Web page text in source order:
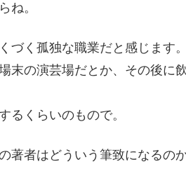
ね。
づく孤独な職業だと感じます。
末の演芸場だとか、その後に
るくらいのもので。
著者はどういう筆致になるのか